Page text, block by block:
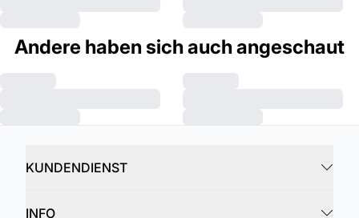
Andere haben sich auch angeschaut
KUNDENDIENST
INFO